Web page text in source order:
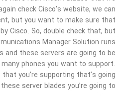
check Cisco’s website, we can
but you want to make sure that
Cisco. So, double check that, but
Manager Solution runs
and these servers are going to be
phones you want to support.
you’re supporting that’s going
server blades you’re going to